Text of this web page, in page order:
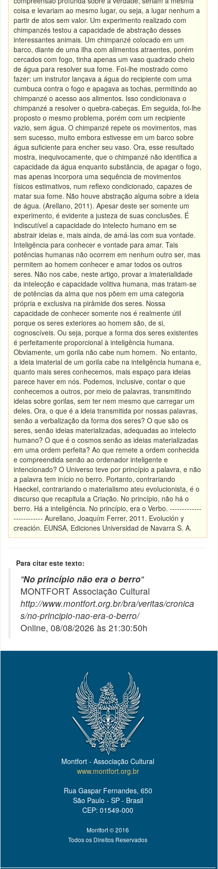
coisa e levariam ao mesmo lugar, ou seja, a lugar nenhum a
partir de atos sem valor. Um experimento realizado com
chimpanzés testou a capacidade de abstração desses
interessantes animais. Um chimpanzé colocado em um
barco, diante de uma ilha com alimentos atraentes, porém
cercados com fogo, tinha apenas um vaso quadrado cheio
de água para resolver sua fome. Foi-lhe mostrado como
fazer: um instrutor lançava a água do recipiente com uma
cumbuca contra o fogo e apagava as tochas, permitindo ao
chimpanzé o acesso aos alimentos. Isso condicionava o
chimpanzé a resolver o quebra-cabeças. Em seguida, foi-lhe
proposto o mesmo problema, porém com um recipiente
vazio, sem água. O chimpanzé repete os movimentos, mas
sem sucesso, muito embora estivesse em um barco sobre
água suficiente para encher seu vaso. Ora, esse resultado
mostra, inequivocamente, que o chimpanzé não identifica a
capacidade da água enquanto substância, de apagar o fogo,
mas apenas incorpora uma sequência de movimentos
físicos estimativos, num reflexo condicionado, capazes de
matar sua fome. Não houve abstração alguma sobre a ideia
de água. (Arellano, 2011). Apesar deste ser somente um
experimento, é evidente a justeza de suas conclusões. É
indiscutível a capacidade do intelecto humano em se
abstrair ideias e, mais ainda, de amá-las com sua vontade.
Inteligência para conhecer e vontade para amar. Tais
potências humanas não ocorrem em nenhum outro ser, mas
permitem ao homem conhecer e amar todos os outros
seres. Não nos cabe, neste artigo, provar a imaterialidade
da intelecção e capacidade volitiva humana, mas tratam-se
de potências da alma que nos põem em uma categoria
própria e exclusiva na pirâmide dos seres. Nossa
capacidade de conhecer somente nos é realmente útil
porque os seres exteriores ao homem são, de si,
cognoscíveis. Ou seja, porque a forma dos seres existentes
é perfeitamente proporcional à inteligência humana.
Obviamente, um gorila não cabe num homem. No entanto,
a ideia imaterial de um gorila cabe na inteligência humana e,
quanto mais seres conhecemos, mais espaço para ideias
parece haver em nós. Podemos, inclusive, contar o que
conhecemos a outros, por meio de palavras, transmitindo
ideias sobre gorilas, sem ter nem mesmo que carregar um
deles. Ora, o que é a ideia transmitida por nossas palavras,
senão a verbalização da forma dos seres? O que são os
seres, senão ideias materializadas, adequadas ao intelecto
humano? O que é o cosmos senão as ideias materializadas
em uma ordem perfeita? Ao que remete a ordem conhecida
e compreendida senão ao ordenador inteligente e
intencionado? O Universo teve por princípio a palavra, e não
a palavra tem início no berro. Portanto, contrariando
Haeckel, contrariando o materialismo ateu evolucionista, é o
discurso que recapitula a Criação. No princípio, não há o
berro. Há a inteligência. No princípio, era o Verbo. -------------
------------ Aurellano, Joaquím Ferrer, 2011. Evolución y
creación. EUNSA, Ediciones Universidad de Navarra S. A.
Para citar este texto:
"No princípio não era o berro"
MONTFORT Associação Cultural
http://www.montfort.org.br/bra/veritas/cronica
s/no-principio-nao-era-o-berro/
Online, 08/08/2026 às 21:30:50h
Montfort - Associação Cultural
www.montfort.org.br
Rua Gaspar Fernandes, 650
São Paulo - SP - Brasil
CEP: 01549-000
Montfort © 2016
Todos os Direitos Reservados